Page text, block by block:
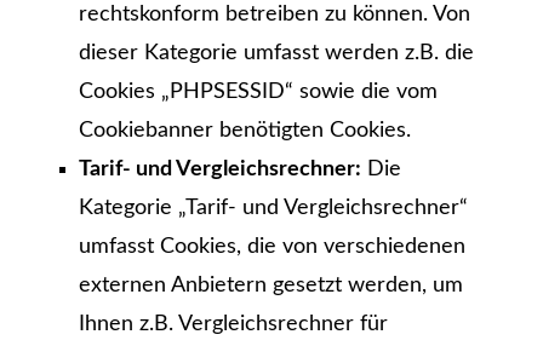
rechtskonform betreiben zu können. Von
dieser Kategorie umfasst werden z.B. die
Cookies „PHPSESSID“ sowie die vom
Cookiebanner benötigten Cookies.
Tarif- und Vergleichsrechner: Die
Kategorie „Tarif- und Vergleichsrechner“
umfasst Cookies, die von verschiedenen
externen Anbietern gesetzt werden, um
Ihnen z.B. Vergleichsrechner für